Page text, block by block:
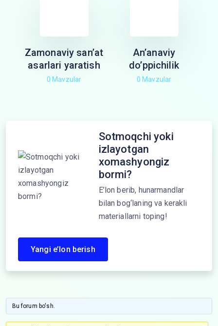
Zamonaviy san’at
asarlari yaratish
0 Mavzular
An’anaviy
do’ppichilik
0 Mavzular
Sotmoqchi yoki
izlayotgan
xomashyongiz
bormi?
E’lon berib, hunarmandlar
bilan bog‘laning va kerakli
materiallarni toping!
Yangi e’lon berish
Bu forum bo'sh.